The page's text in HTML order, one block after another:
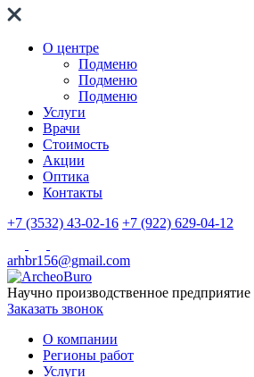
О центре
Подменю
Подменю
Подменю
Услуги
Врачи
Стоимость
Акции
Оптика
Контакты
+7 (3532) 43-02-16 +7 (922) 629-04-12
arhbr156@gmail.com
Научно производственное предприятие
Заказать звонок
О компании
Регионы работ
Услуги